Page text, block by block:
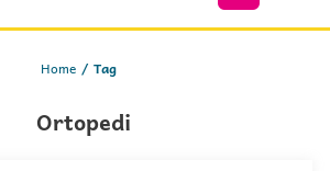
Home Tag
Ortopedi